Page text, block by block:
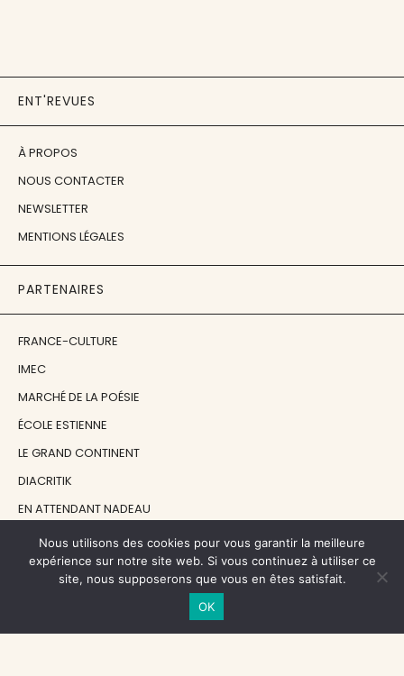
ENT'REVUES
À PROPOS
NOUS CONTACTER
NEWSLETTER
MENTIONS LÉGALES
PARTENAIRES
FRANCE-CULTURE
IMEC
MARCHÉ DE LA POÉSIE
ÉCOLE ESTIENNE
LE GRAND CONTINENT
DIACRITIK
EN ATTENDANT NADEAU
NOS SOUTIENS
Nous utilisons des cookies pour vous garantir la meilleure
expérience sur notre site web. Si vous continuez à utiliser ce
site, nous supposerons que vous en êtes satisfait.
OK